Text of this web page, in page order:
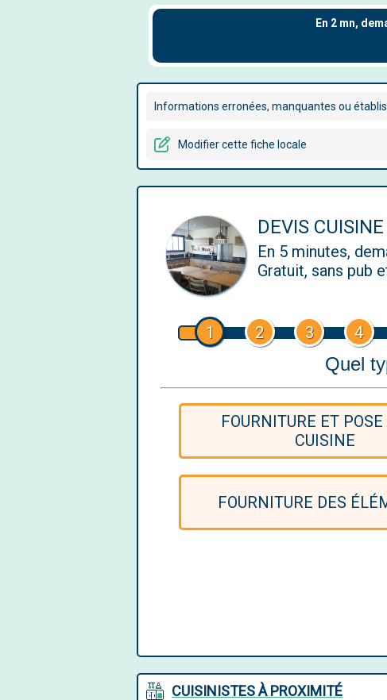
Informations erronées, manquantes ou
Modifier cette fiche locale
DEVIS CUISINE
En 5 minutes,
Gratuit, sans pub
1 2 3 4
Quel
FOURNITURE ET
CUISINE
FOURNITURE DES
CUISINISTES À PROXIMITÉ